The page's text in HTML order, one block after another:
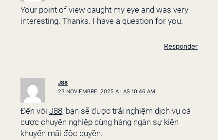
Your point of view caught my eye and was very
interesting. Thanks. I have a question for you.
Responder
J88
23 NOVIEMBRE, 2025 A LAS 10:46 AM
Đến với J88, bạn sẽ được trải nghiệm dịch vụ cá
cược chuyên nghiệp cùng hàng ngàn sự kiện
khuyến mãi độc quyền.